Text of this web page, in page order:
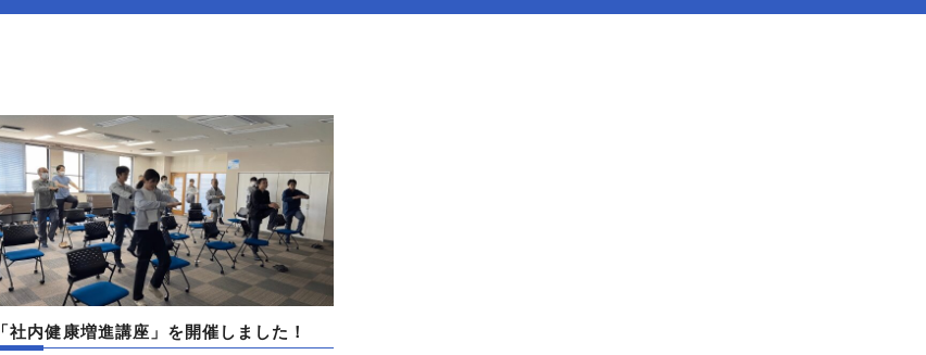
「社内健康増進講座」を開催しました！